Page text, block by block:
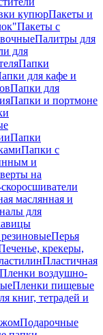
купюрПакеты и
Пакеты с
Палитры для
для
Папки
для кафе и
Папки для
Папки и портмоне
Папки
Папки с
и
на
маслянная и
для
Перья
крекеры,
Пластичная
Пленки воздушно-
Пленки пищевые
книг, тетрадей и
Подарочные